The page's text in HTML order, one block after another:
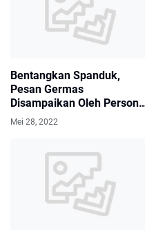
Bentangkan Spanduk,
Pesan Germas
Disampaikan Oleh Personil
Polsek Gunung Timang
Mei 28, 2022